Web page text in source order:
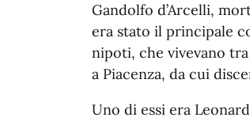
Gandolfo d’Arcelli,
era stato il principale
nipoti, che vivevano
a Piacenza, da cui
Uno di essi era